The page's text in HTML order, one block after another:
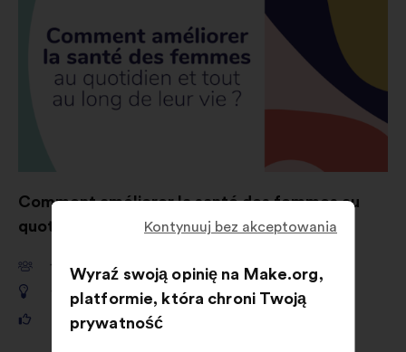
Comment améliorer la santé des femmes au
quotidien et tout au long de leur vie ?
10 962
1 257
161 903
Kontynuuj bez akceptowania
Wyraź swoją opinię na Make.org,
platformie, która chroni Twoją
prywatność